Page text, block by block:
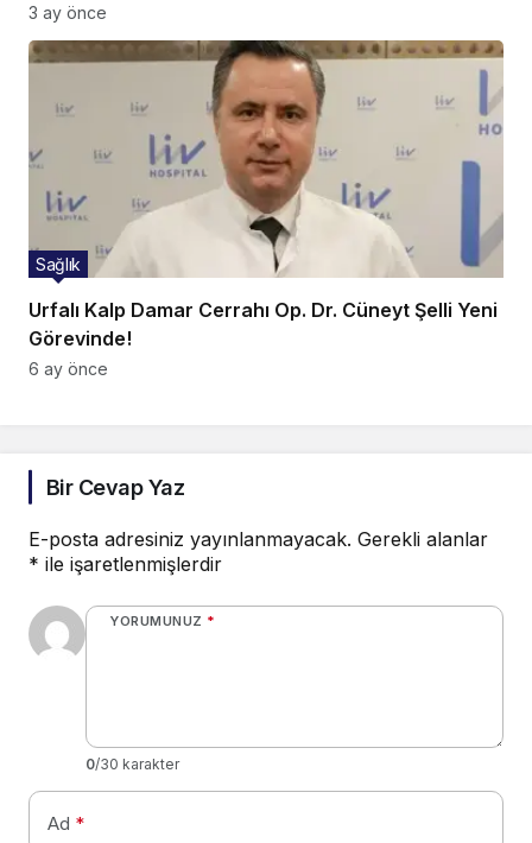
3 ay önce
Urfalı Kalp Damar Cerrahı Op. Dr. Cüneyt Şelli Yeni
Görevinde!
Sağlık
6 ay önce
Bir Cevap Yaz
E-posta adresiniz yayınlanmayacak. Gerekli alanlar
* ile işaretlenmişlerdir
YORUMUNUZ *
0/30 karakter
Ad *